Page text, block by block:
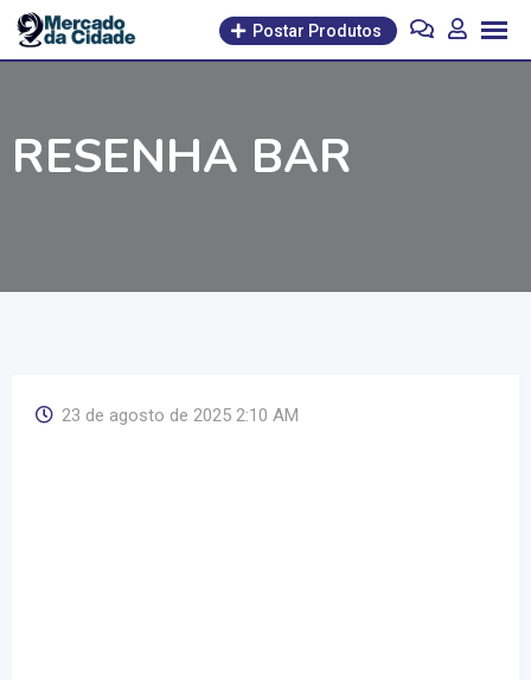
Pular
para
Postar Produtos
RESENHA BAR
23 de agosto de 2025 2:10 AM